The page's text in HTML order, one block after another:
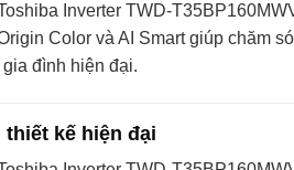
Inverter TWD-
Color và AI Smart giúp chăm
đình hiện đại.
kế hiện đại